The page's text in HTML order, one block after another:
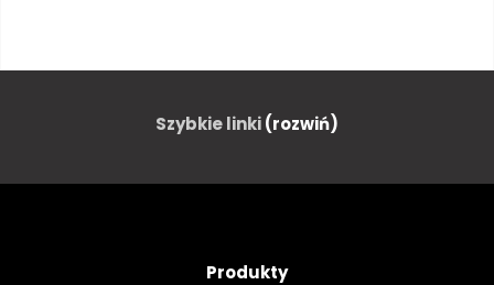
NIEBEZPIECZEŃSTWO
WYBUCH HUK ISKRA
Szybkie linki(rozwiń)
Produkty